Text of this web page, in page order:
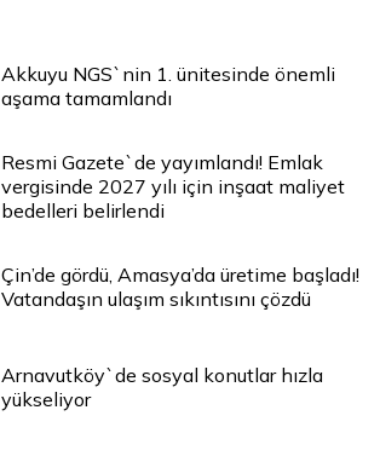
Akkuyu NGS`nin 1. ünitesinde önemli
aşama tamamlandı
Resmi Gazete`de yayımlandı! Emlak
vergisinde 2027 yılı için inşaat maliyet
bedelleri belirlendi
Çin’de gördü, Amasya’da üretime başladı!
Vatandaşın ulaşım sıkıntısını çözdü
Arnavutköy`de sosyal konutlar hızla
yükseliyor